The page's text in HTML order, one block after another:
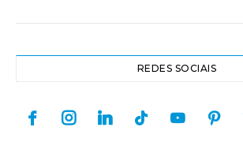
REDES SOCIAIS
facebookinstagramlinkedintiktok youtube